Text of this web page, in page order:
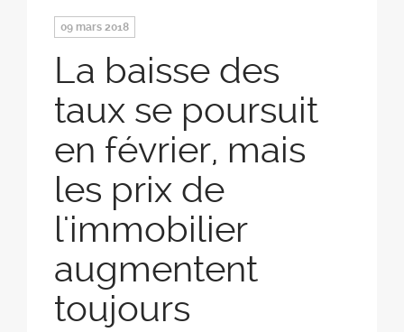
09 mars 2018
La baisse des
taux se poursuit
en février, mais
les prix de
l'immobilier
augmentent
toujours